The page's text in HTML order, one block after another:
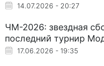
14.07.2026 - 20:27
ЧМ-2026: звездная
последний турнир
17.06.2026 - 19:35